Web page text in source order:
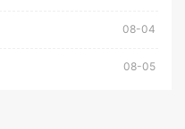
08-04
08-05